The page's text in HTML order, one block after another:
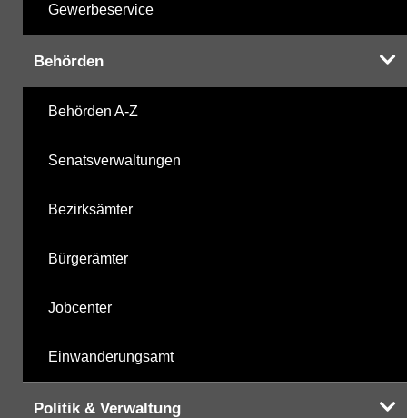
Gewerbeservice
Behörden
Behörden A-Z
Senatsverwaltungen
Bezirksämter
Bürgerämter
Jobcenter
Einwanderungsamt
Politik & Verwaltung